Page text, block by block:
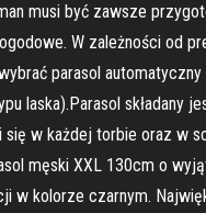
musi być zawsze
W zależności od
parasol automatyczny
laska).Parasol składany
się w każdej torbie oraz w
męski XXL 130cm o
w kolorze czarnym.